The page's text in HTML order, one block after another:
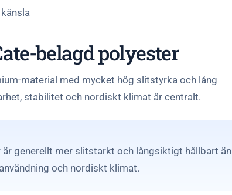
belagd polyester
material med mycket hög slitstyrka och lång
stabilitet och nordiskt klimat är centralt.
är generellt mer slitstarkt och långsiktigt hållbart än
och nordiskt klimat.